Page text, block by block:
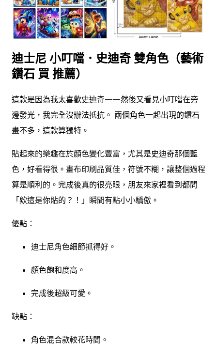
迪士尼 小叮噹．史迪奇 雙角色（藝術
鑽石 買 推薦）
這款是因為我太喜歡史迪奇——然後又看見小叮噹在旁
邊發光，我完全沒辦法抵抗。 兩個角色一起出現的鑽石
畫不多，這款算獨特。
貼起來的樂趣在於顏色變化豐富，尤其是史迪奇那個藍
色，好看得很。畫布印刷品質佳，符號不糊，讓整個過程
算是順利的。完成後真的很亮眼，朋友來家裡看到都問
「欸這是你貼的？！」瞬間有點小小驕傲。
優點：
迪士尼角色細節抓得好。
顏色飽和度高。
完成後超級可愛。
缺點：
角色混合款較花時間。